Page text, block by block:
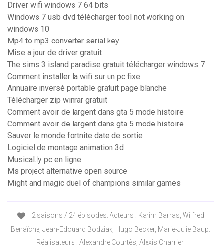
Driver wifi windows 7 64 bits
Windows 7 usb dvd télécharger tool not working on
windows 10
Mp4 to mp3 converter serial key
Mise a jour de driver gratuit
The sims 3 island paradise gratuit télécharger windows 7
Comment installer la wifi sur un pc fixe
Annuaire inversé portable gratuit page blanche
Télécharger zip winrar gratuit
Comment avoir de largent dans gta 5 mode histoire
Comment avoir de largent dans gta 5 mode histoire
Sauver le monde fortnite date de sortie
Logiciel de montage animation 3d
Musical.ly pc en ligne
Ms project alternative open source
Might and magic duel of champions similar games
2 saisons / 24 épisodes. Acteurs : Karim Barras, Wilfred
Benaïche, Jean-Edouard Bodziak, Hugo Becker, Marie-Julie Baup.
Réalisateurs : Alexandre Courtès, Alexis Charrier.